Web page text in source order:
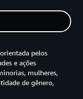
pelos
e ações
mulheres,
de gênero,